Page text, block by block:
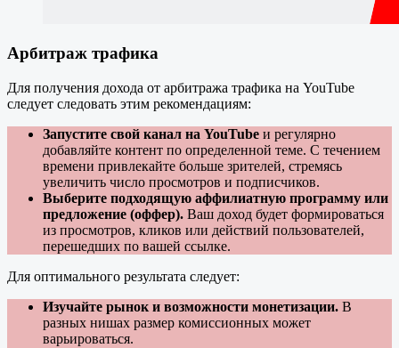
Арбитраж трафика
Для получения дохода от арбитража трафика на YouTube
следует следовать этим рекомендациям:
Запустите свой канал на YouTube и регулярно
добавляйте контент по определенной теме. С течением
времени привлекайте больше зрителей, стремясь
увеличить число просмотров и подписчиков.
Выберите подходящую аффилиатную программу или
предложение (оффер). Ваш доход будет формироваться
из просмотров, кликов или действий пользователей,
перешедших по вашей ссылке.
Для оптимального результата следует:
Изучайте рынок и возможности монетизации. В
разных нишах размер комиссионных может
варьироваться.